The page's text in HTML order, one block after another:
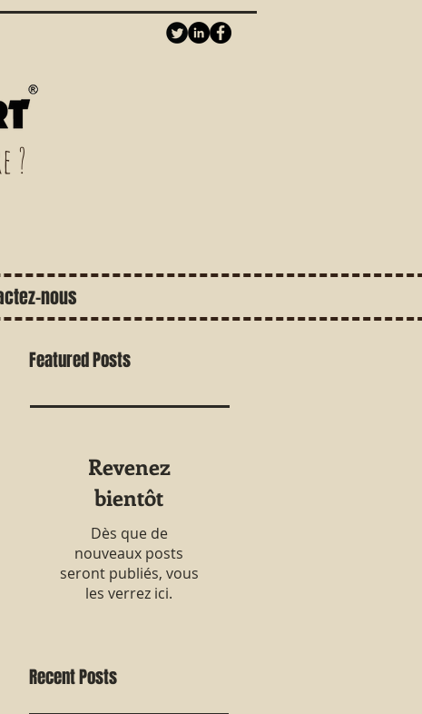
?
Featured Posts
Revenez
bientôt
Dès que de
nouveaux posts
seront publiés, vous
les verrez ici.
Recent Posts
nous